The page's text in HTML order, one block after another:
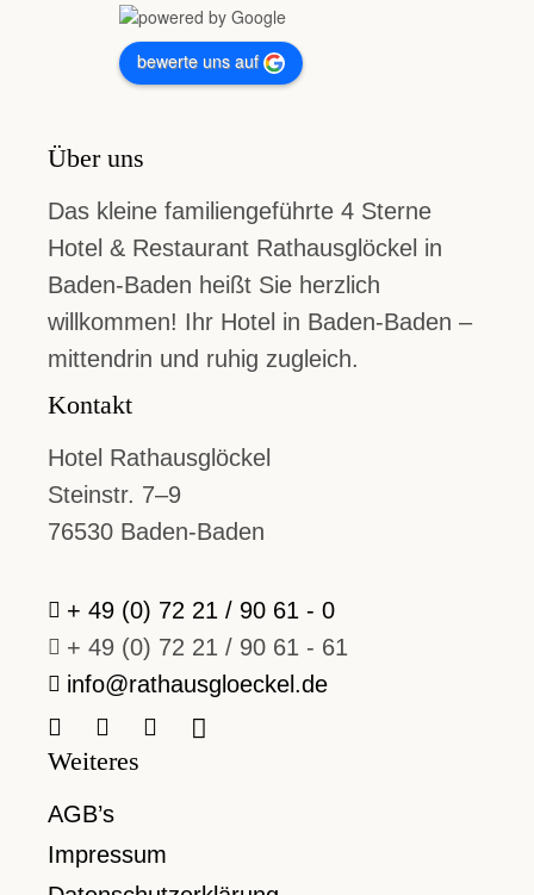
bewerte uns auf
Über uns
Das kleine familiengeführte 4 Sterne
Hotel & Restaurant Rathausglöckel in
Baden-Baden heißt Sie herzlich
willkommen! Ihr Hotel in Baden-Baden –
mittendrin und ruhig zugleich.
Kontakt
Hotel Rathausglöckel
Steinstr. 7–9
76530 Baden-Baden
+ 49 (0) 72 21 / 90 61 - 0
+ 49 (0) 72 21 / 90 61 - 61
info@rathausgloeckel.de
Weiteres
AGB’s
Impressum